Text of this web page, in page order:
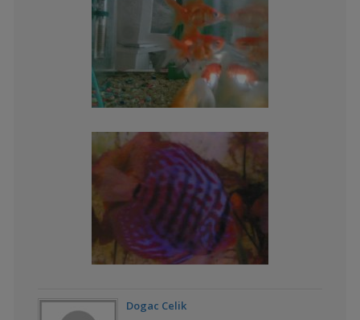
ismini bilmedigim
balıgım
Aequidens rivulatus
(Green Terror)
Flower Horn
Dogac Celik